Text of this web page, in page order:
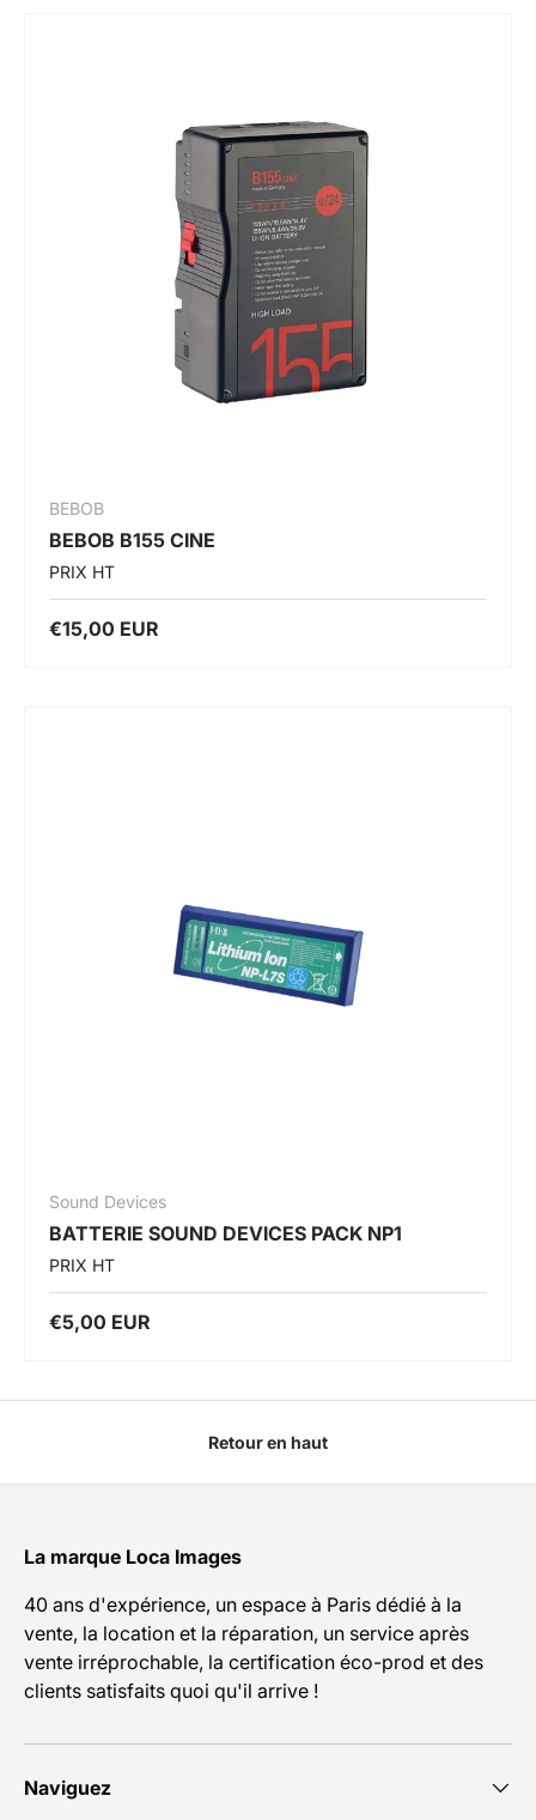
BEBOB
BEBOB B155 CINE
PRIX HT
€15,00 EUR
Sound Devices
BATTERIE SOUND DEVICES PACK NP1
PRIX HT
€5,00 EUR
Retour en haut
La marque Loca Images
40 ans d'expérience, un espace à Paris dédié à la
vente, la location et la réparation, un service après
vente irréprochable, la certification éco-prod et des
clients satisfaits quoi qu'il arrive !
Naviguez